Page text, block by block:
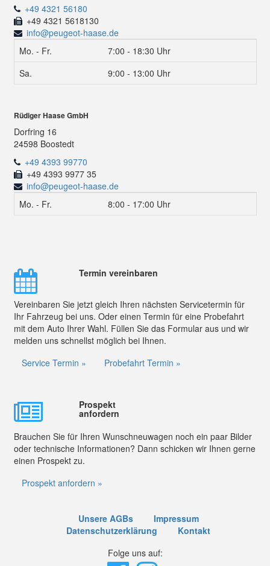
+49 4321 56180
+49 4321 5618130
info@peugeot-haase.de
Mo. - Fr.
7:00 - 18:30 Uhr
Sa.
9:00 - 13:00 Uhr
Rüdiger Haase GmbH
Dorfring 16
24598 Boostedt
+49 4393 99770
+49 4393 9977 35
info@peugeot-haase.de
Mo. - Fr.
8:00 - 17:00 Uhr
Termin vereinbaren
Vereinbaren Sie jetzt gleich Ihren nächsten Servicetermin für
Ihr Fahrzeug bei uns. Oder einen Termin für eine Probefahrt
mit dem Auto Ihrer Wahl. Füllen Sie das Formular aus und wir
melden uns schnellst möglich bei Ihnen.
Service Termin »
Probefahrt Termin »
Prospekt
anfordern
Brauchen Sie für Ihren Wunschneuwagen noch ein paar Bilder
oder technische Informationen? Dann schicken wir Ihnen gerne
einen Prospekt zu.
Prospekt anfordern »
Unsere AGBs
Impressum
Datenschutzerklärung
Kontakt
Folge uns auf: